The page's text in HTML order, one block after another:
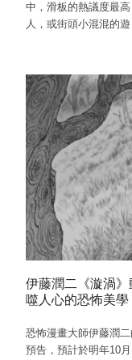
中，滑板的熱議度最
人，或街頭小混混的遊
伊藤潤二《漩渦
噬人心的恐怖美學
恐怖漫畫大師伊藤潤
預告，預計於明年10